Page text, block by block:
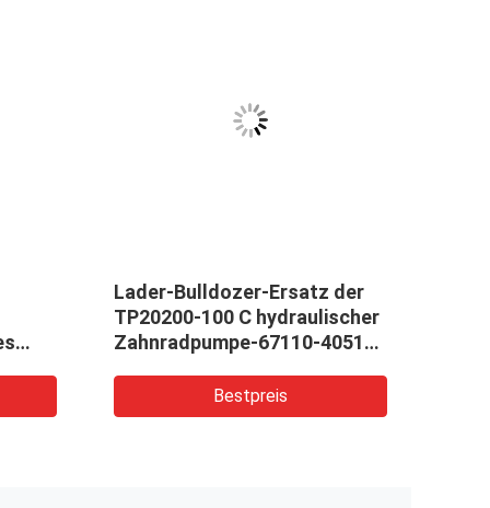
Lader-Bulldozer-Ersatz der
TP20200-100 C hydraulischer
Zahnradpumpe-67110-40510-
Bestpreis